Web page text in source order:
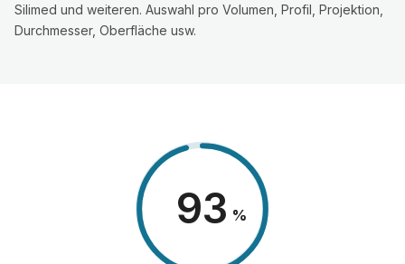
Silimed und weiteren. Auswahl pro Volumen, Profil, Projektion,
Durchmesser, Oberfläche usw.
98 %